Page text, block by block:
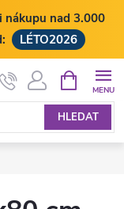
nákupu nad 3.000
LÉTO2026
HLEDAT
NÁKUPNÍ
KOŠÍK